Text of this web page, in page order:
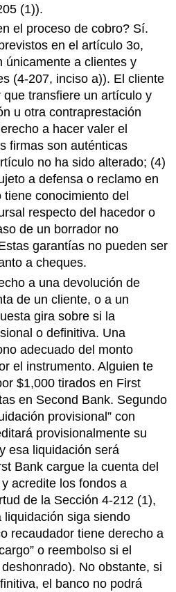
(1)).
el proceso de cobro? Sí.
en el artículo 3o,
únicamente a clientes y
(4-207, inciso a)). El cliente
transfiere un artículo y
u otra contraprestación
a hacer valer el
firmas son auténticas
no ha sido alterado; (4)
a defensa o reclamo en
conocimiento del
respecto del hacedor o
de un borrador no
garantías no pueden ser
a cheques.
a una devolución de
de un cliente, o a un
gira sobre si la
o definitiva. Una
adecuado del monto
el instrumento. Alguien te
$1,000 tirados en First
en Second Bank. Segundo
provisional” con
provisionalmente su
esa liquidación será
Bank cargue la cuenta del
acredite los fondos a
de la Sección 4-212 (1),
siga siendo
recaudador tiene derecho a
o reembolso si el
deshonrado). No obstante, si
el banco no podrá